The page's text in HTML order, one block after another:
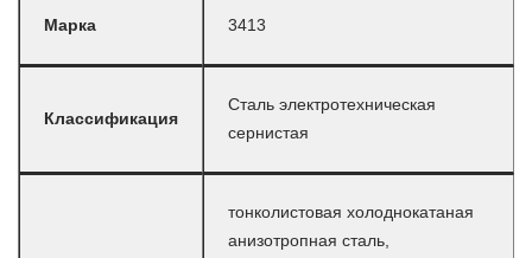
Марка 3413
Классификация
Сталь электротехническая
сернистая
тонколистовая холоднокатаная
анизотропная сталь,